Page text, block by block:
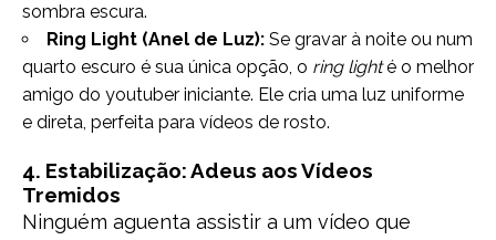
sombra escura.
Ring Light (Anel de Luz): Se gravar à noite ou num
quarto escuro é sua única opção, o ring lighté o melhor
amigo do youtuber iniciante. Ele cria uma luz uniforme
e direta, perfeita para vídeos de rosto.
4. Estabilização: Adeus aos Vídeos
Tremidos
Ninguém aguenta assistir a um vídeo que